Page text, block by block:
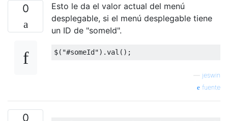
0
Esto le da el valor actual del menú
desplegable, si el menú desplegable tiene
un ID de "someId".
$( "#someId").val ();
jeswin
fuente
0